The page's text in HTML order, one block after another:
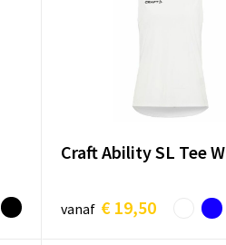
Craft Ability SL Tee W
vanaf € 19,50